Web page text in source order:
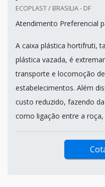
ECOPLAST / BRASILIA - DF
Atendimento Preferencial
A caixa plástica hortifruti,
plástica vazada, é
transporte e locomoção
estabelecimentos. Além
custo reduzido, fazendo
como ligação entre a roça,